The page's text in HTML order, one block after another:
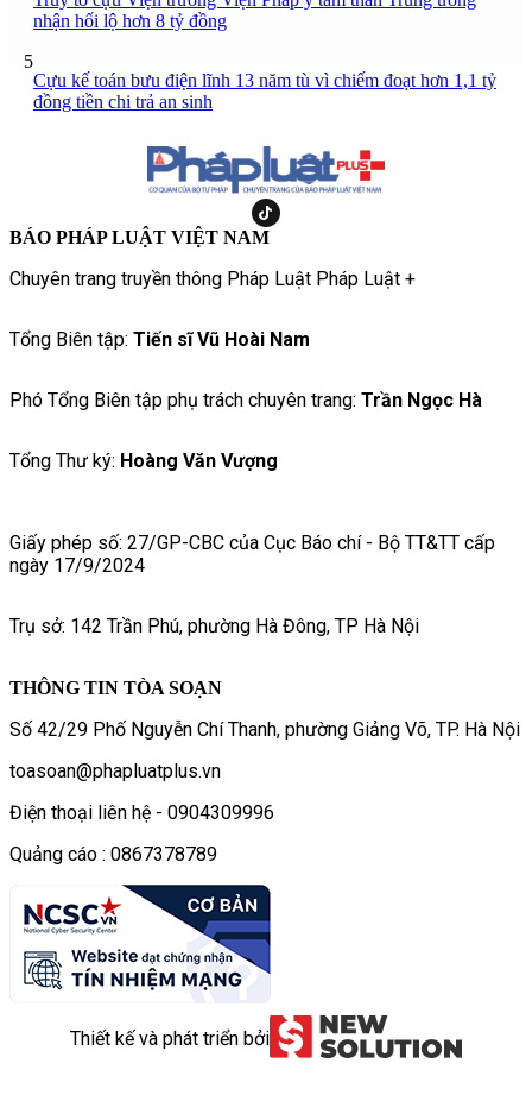
nhận hối lộ hơn 8 tỷ đồng
5
Cựu kế toán bưu điện lĩnh 13 năm tù vì chiếm đoạt hơn 1,1 tỷ
đồng tiền chi trả an sinh
BÁO PHÁP LUẬT VIỆT NAM
Chuyên trang truyền thông Pháp Luật Pháp Luật +
Tổng Biên tập: Tiến sĩ Vũ Hoài Nam
Phó Tổng Biên tập phụ trách chuyên trang: Trần Ngọc Hà
Tổng Thư ký: Hoàng Văn Vượng
Giấy phép số: 27/GP-CBC của Cục Báo chí - Bộ TT&TT cấp
ngày 17/9/2024
Trụ sở: 142 Trần Phú, phường Hà Đông, TP Hà Nội
THÔNG TIN TÒA SOẠN
Số 42/29 Phố Nguyễn Chí Thanh, phường Giảng Võ, TP. Hà Nội
toasoan@phapluatplus.vn
Điện thoại liên hệ - 0904309996
Quảng cáo : 0867378789
Thiết kế và phát triển bởi